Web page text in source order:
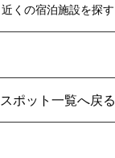
近くの宿泊施設を探す
スポット一覧へ戻る